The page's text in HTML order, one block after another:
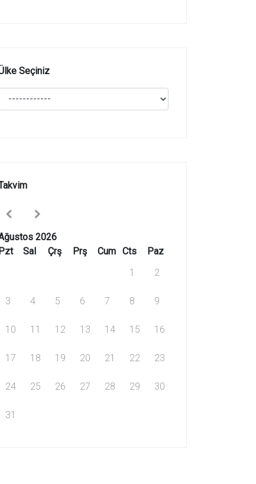
Seçiniz
2026
Sal Çrş Prş Cum Cts
Paz
1
2
3 4 5 6 7 8 9
10 11 12 13 14 15 16
17 18 19 20 21 22 23
24 25 26 27 28 29 30
31